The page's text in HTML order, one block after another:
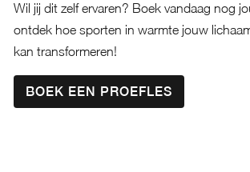
Wil jij dit zelf ervaren? Boek vandaag nog
ontdek hoe sporten in warmte jouw
kan transformeren!
BOEK EEN PROEFLES